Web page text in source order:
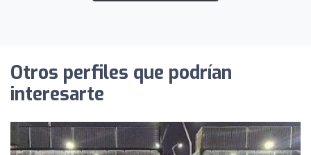
Otros perfiles que podrían
interesarte